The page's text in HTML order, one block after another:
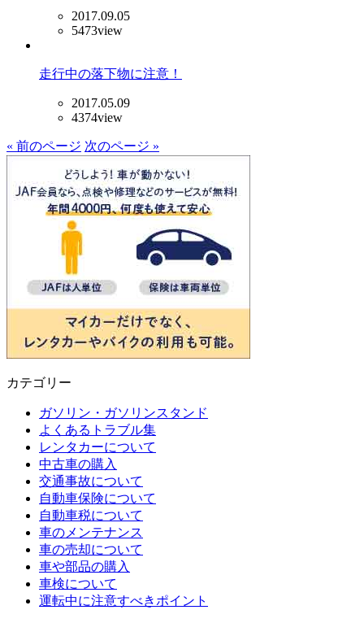
2017.09.05
5473view
走行中の落下物に注意！
2017.05.09
4374view
« 前のページ 次のページ »
カテゴリー
ガソリン・ガソリンスタンド
よくあるトラブル集
レンタカーについて
中古車の購入
交通事故について
自動車保険について
自動車税について
車のメンテナンス
車の売却について
車や部品の購入
車検について
運転中に注意すべきポイント